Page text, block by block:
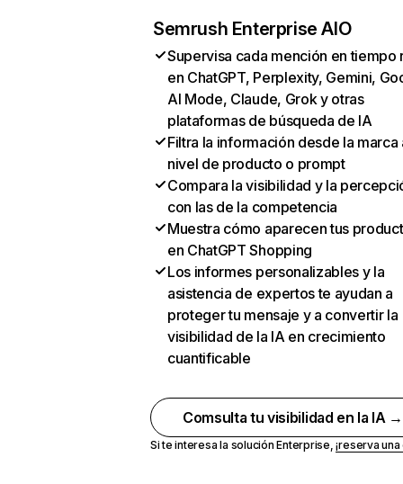
Semrush Enterprise AIO
Supervisa cada mención en tiempo
en ChatGPT, Perplexity, Gemini,
AI Mode, Claude, Grok y otras
plataformas de búsqueda de IA
Filtra la información desde la marca
nivel de producto o prompt
Compara la visibilidad y la
con las de la competencia
Muestra cómo aparecen tus
en ChatGPT Shopping
Los informes personalizables y la
asistencia de expertos te ayudan a
proteger tu mensaje y a convertir la
visibilidad de la IA en crecimiento
cuantificable
Comsulta tu visibilidad en la IA →
Si te interesa la solución Enterprise,¡reserva